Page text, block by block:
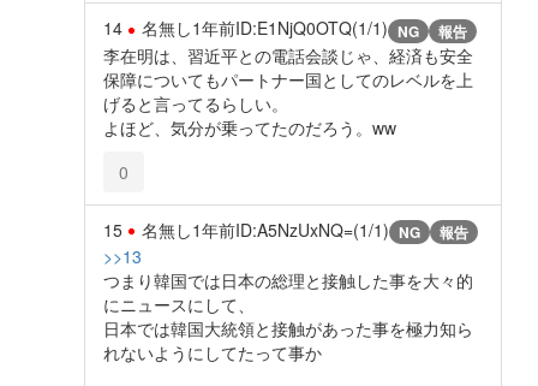
14 名無し1年前ID:E1NjQ0OTQ(1/1) NG 報告
李在明は、習近平との電話会談じゃ、経済も安全
保障についてもパートナー国としてのレベルを上
げると言ってるらしい。
よほど、気分が乗ってたのだろう。ww
0
15 名無し1年前ID:A5NzUxNQ=(1/1) NG 報告
>>13
つまり韓国では日本の総理と接触した事を大々的
にニュースにして、
日本では韓国大統領と接触があった事を極力知ら
れないようにしてたって事か